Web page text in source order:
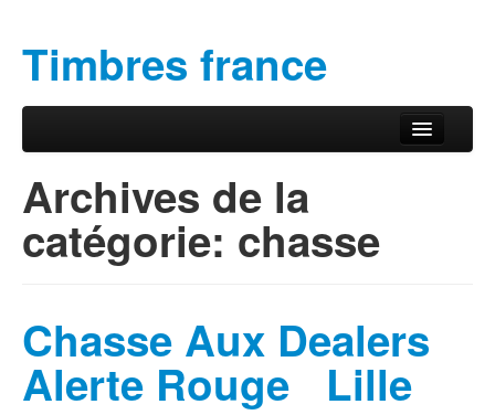
Timbres france
Menu principal
Archives de la
catégorie: chasse
Chasse Aux Dealers
Alerte Rouge Lille